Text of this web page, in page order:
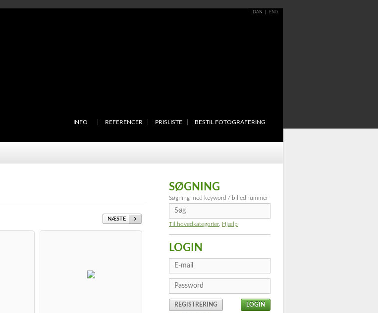
DAN ENG
INFO REFERENCER PRISLISTE BESTIL FOTOGRAFERING
NÆSTE
SØGNING
Søgning med keyword / billednummer
Til hovedkategorier Hjælp
LOGIN
REGISTRERING